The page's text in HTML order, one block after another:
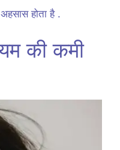
होता है .
की कमी